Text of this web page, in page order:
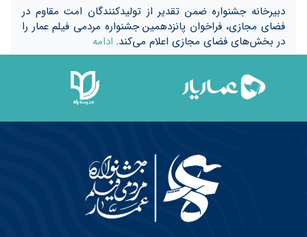
دبیرخانه جشنواره ضمن تقدیر از تولیدکنندگان امت مقاوم در
فضای مجازی، فراخوان پانزدهمین جشنواره مردمی فیلم عمار را
در بخش‌های فضای مجازی اعلام می‌کند. ادامه